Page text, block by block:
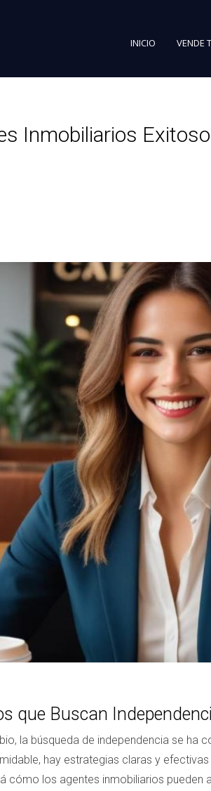
INICIO VENDE
Inmobiliarios
que Buscan
la búsqueda de independencia se ha
hay estrategias claras y
cómo los agentes inmobiliarios